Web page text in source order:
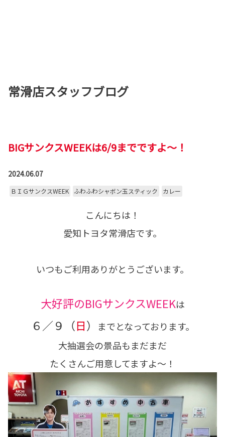
常滑店スタッフブログ
BIGサンクスWEEKは6/9までですよ～！
2024.06.07
ＢＩＧサンクスWEEK ふわふわシャボン玉スティック カレー
こんにちは！
愛知トヨタ常滑店です。
いつもご利用ありがとうございます。
大好評のBIGサンクスWEEKは
６／９（日）
までとなっております。
大抽選会の景品もまだまだ
たくさんご用意してますよ～！